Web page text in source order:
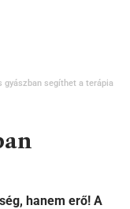
gyászban segíthet a terápia
hanem erő! A